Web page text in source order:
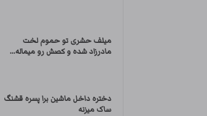
میلف حشری تو حموم لخت
مادرزاد شده و کصش رو میماله...
دختره داخل ماشین برا پسره قشنگ
ساک میزنه